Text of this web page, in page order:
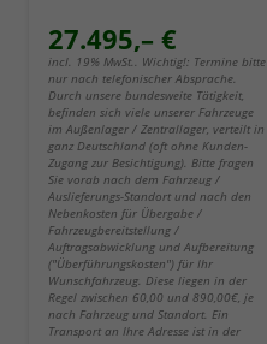
27.495,– €
incl. 19% MwSt.. Wichtig!: Termine bitte
nur nach telefonischer Absprache.
Durch unsere bundesweite Tätigkeit,
befinden sich viele unserer Fahrzeuge
im Außenlager / Zentrallager, verteilt in
ganz Deutschland (oft ohne Kunden-
Zugang zur Besichtigung). Bitte fragen
Sie vorab nach dem Fahrzeug /
Auslieferungs-Standort und nach den
Nebenkosten für Übergabe /
Fahrzeugbereitstellung /
Auftragsabwicklung und Aufbereitung
("Überführungskosten") für Ihr
Wunschfahrzeug. Diese liegen in der
Regel zwischen 60,00 und 890,00€, je
nach Fahrzeug und Standort. Ein
Transport an Ihre Adresse ist in der